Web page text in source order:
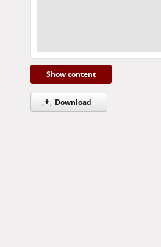
Show content
Download